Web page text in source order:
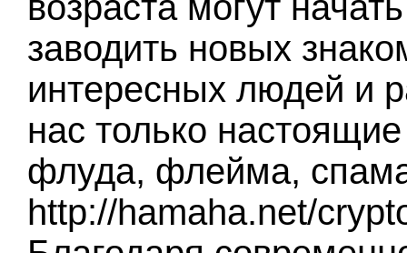
заводить новых
интересных людей и
нас только
флуда, флейма,
http://hamaha.net/